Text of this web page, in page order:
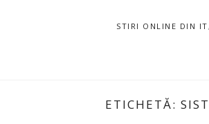
STIRI ONLINE DIN
ETICHETĂ: